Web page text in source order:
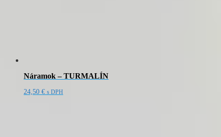
Náramok – TURMALÍN
24,50 € s DPH